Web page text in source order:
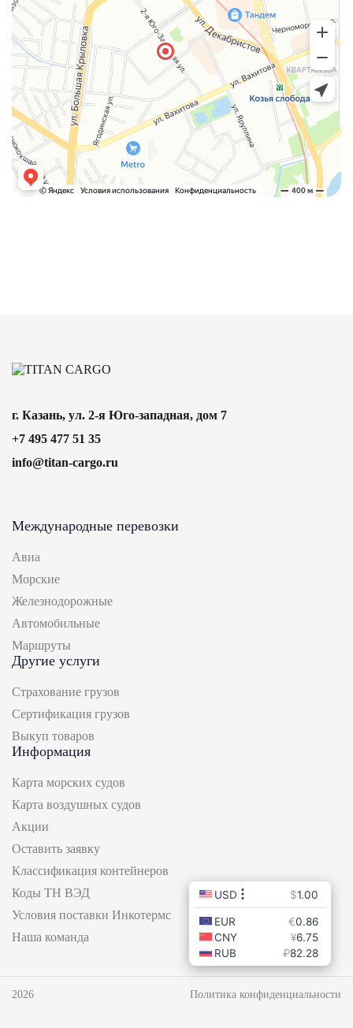
г. Казань, ул. 2-я Юго-западная, дом 7
+7 495 477 51 35
info@titan-cargo.ru
Международные перевозки
Авиа
Морские
Железнодорожные
Автомобильные
Маршруты
Другие услуги
Страхование грузов
Сертификация грузов
Выкуп товаров
Информация
Карта морских судов
Карта воздушных судов
Акции
Оставить заявку
Классификация контейнеров
Коды ТН ВЭД
Условия поставки Инкотермс
Наша команда
2026 Политика конфиденциальности